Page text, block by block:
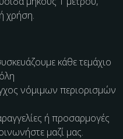
χρήση.
κάθε τεμάχιο
νόμιμων περιορισμών
ή προσαρμογές
μαζί μας.